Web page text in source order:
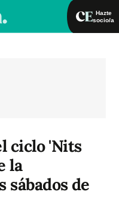
Hazte
socio/a
ciclo 'Nits
la
sábados de